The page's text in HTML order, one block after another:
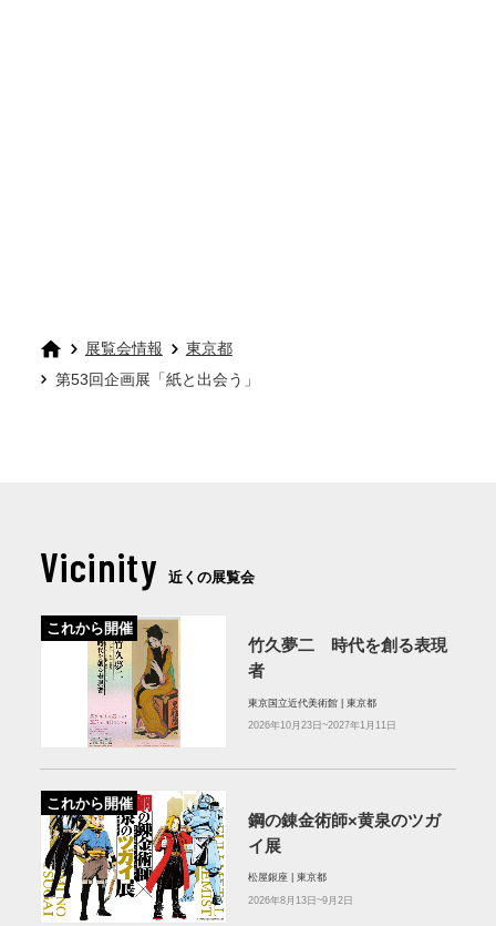
展覧会情報
東京都
第53回企画展「紙と出会う」
Vicinity 近くの展覧会
これから開催
竹久夢二 時代を創る表現
者
東京国立近代美術館 | 東京都
2026年10月23日~2027年1月11日
これから開催
鋼の錬金術師×黄泉のツガ
イ展
松屋銀座 | 東京都
2026年8月13日~9月2日